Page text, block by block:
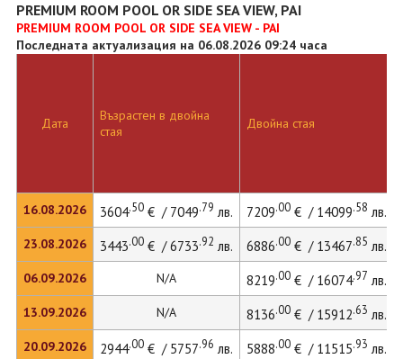
PREMIUM ROOM POOL OR SIDE SEA VIEW, PAI
PREMIUM ROOM POOL OR SIDE SEA VIEW - PAI
Последната актуализация на 06.08.2026 09:24 часа
Дата
16.08.2026
23.08.2026
06.09.2026
13.09.2026
20.09.2026
Възрастен в двойна
стая
Двойна стая
3604.50€ / 7049.79 лв. 7209.00€ / 14099.58 лв.
3443.00€ / 6733.92 лв. 6886.00€ / 13467.85 лв.
N/A 8219.00€ / 16074.97 лв.
N/A 8136.00€ / 15912.63 лв.
2944.00€ / 5757.96 лв. 5888.00€ / 11515.93 лв.